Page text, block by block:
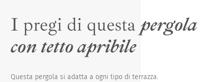
I pregi di questapergola
con tetto apribile
Questa pergola si adatta a ogni tipo di terrazza.